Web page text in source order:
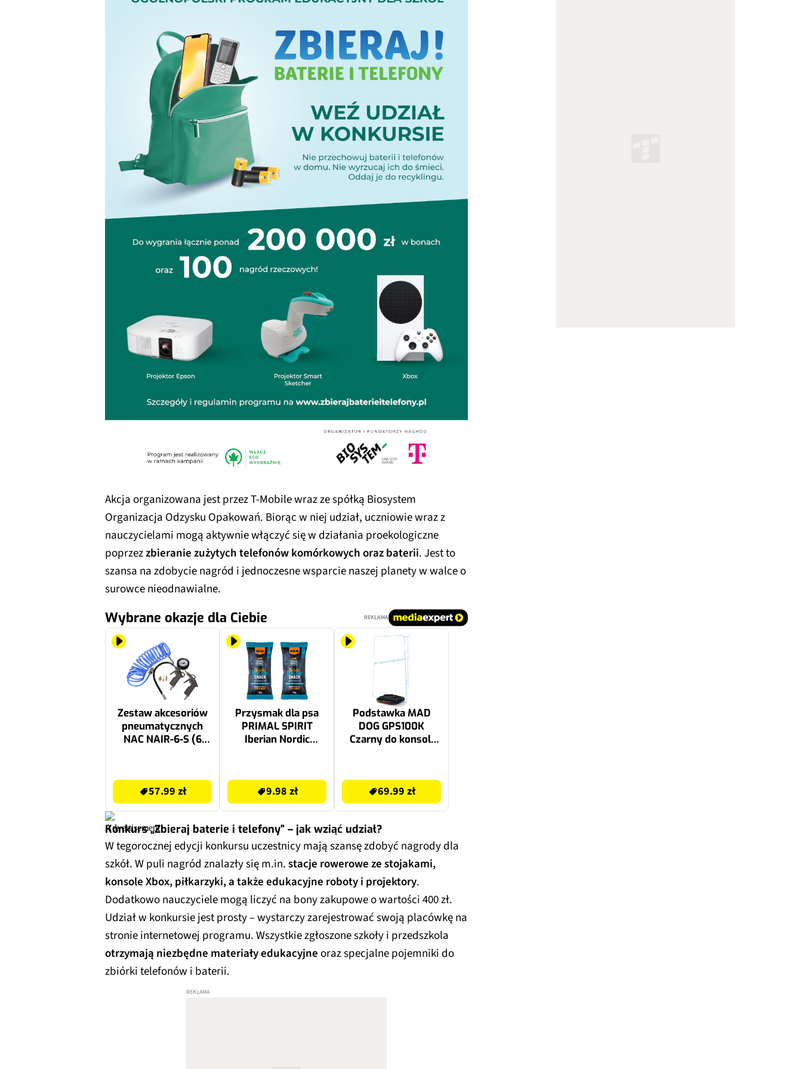
Akcja organizowana jest przez T-Mobile wraz ze spółką Biosystem
Organizacja Odzysku Opakowań. Biorąc w niej udział, uczniowie wraz z
nauczycielami mogą aktywnie włączyć się w działania proekologiczne
poprzezzbieranie zużytych telefonów komórkowych oraz baterii. Jest to
szansa na zdobycie nagród i jednoczesne wsparcie naszej planety w walce o
surowce nieodnawialne.
Wybrane okazje dla Ciebie REKLAMA
Zestaw akcesoriów
pneumatycznych
NAC NAIR-6-S (6
57.99 zł
Przysmak dla psa
PRIMAL SPIRIT
Iberian Nordic
9.98 zł
Podstawka MAD
DOG GPS100K
Czarny do konsoli
69.99 zł
Konkurs „Zbieraj baterie i telefony” – jak wziąć udział?
W tegorocznej edycji konkursu uczestnicy mają szansę zdobyć nagrody dla
szkół. W puli nagród znalazły się m.in.stacje rowerowe ze stojakami,
konsole Xbox, piłkarzyki, a także edukacyjne roboty i projektory.
Dodatkowo nauczyciele mogą liczyć na bony zakupowe o wartości 400 zł.
Udział w konkursie jest prosty – wystarczy zarejestrować swoją placówkę na
stronie internetowej programu. Wszystkie zgłoszone szkoły i przedszkola
otrzymają niezbędne materiały edukacyjneoraz specjalne pojemniki do
zbiórki telefonów i baterii.